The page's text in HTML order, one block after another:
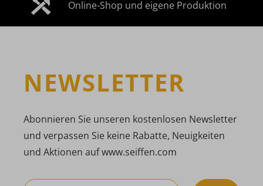
Online-Shop und eigene Produktion
NEWSLETTER
Abonnieren Sie unseren kostenlosen Newsletter
und verpassen Sie keine Rabatte, Neuigkeiten
und Aktionen auf www.seiffen.com